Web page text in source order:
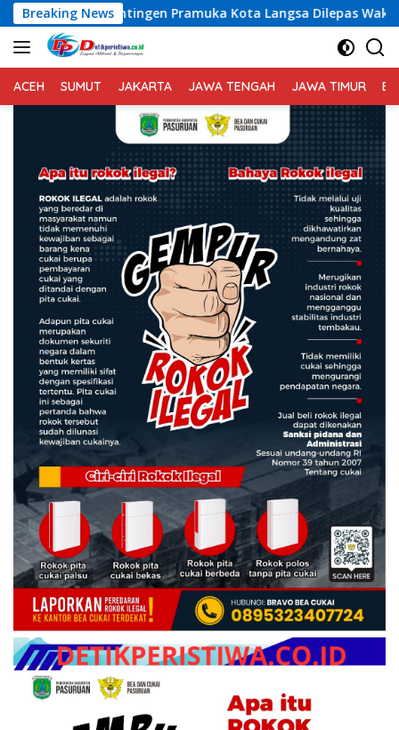
Langsung
ke
konten
Breaking News
Pramuka Kota Langsa Dilepas Wakil Walikota Menuju Jamnas
ACEH SUMUT JAKARTA JAWA TENGAH JAWA TIMUR